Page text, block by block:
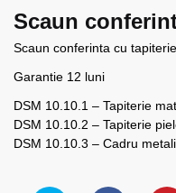
Scaun
Scaun conferinta cu
Garantie 12 luni
DSM 10.10.1 – Tapiterie
DSM 10.10.2 – Tapiterie
DSM 10.10.3 – Cadru